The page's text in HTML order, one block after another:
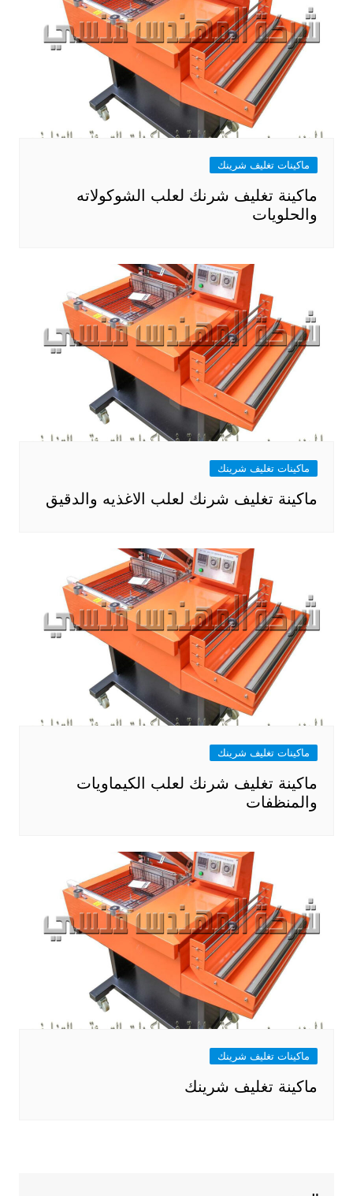
ماكينات تغليف شرينك
ماكينة تغليف شرنك لعلب الشوكولاته
والحلويات
ماكينات تغليف شرينك
ماكينة تغليف شرنك لعلب الاغذيه والدقيق
ماكينات تغليف شرينك
ماكينة تغليف شرنك لعلب الكيماويات
والمنظفات
ماكينات تغليف شرينك
ماكينة تغليف شرينك